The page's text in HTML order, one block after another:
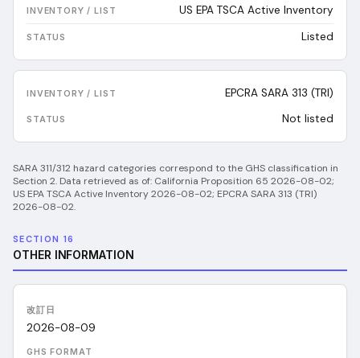
US EPA TSCA Active Inventory
Listed
EPCRA SARA 313 (TRI)
Not listed
SARA 311/312 hazard categories correspond to the GHS classification in
Section 2. Data retrieved as of: California Proposition 65 2026-08-02;
US EPA TSCA Active Inventory 2026-08-02; EPCRA SARA 313 (TRI)
2026-08-02.
SECTION 16
OTHER INFORMATION
改訂日
2026-08-09
GHS FORMAT